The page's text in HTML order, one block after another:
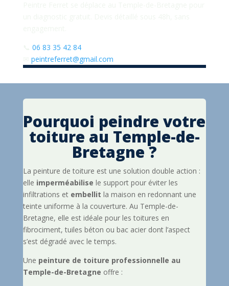
06 83 35 42 84
peintreferret@gmail.com
Pourquoi peindre votre
toiture au Temple-de-
Bretagne ?
La peinture de toiture est une solution double action :
elle imperméabilise le support pour éviter les
infiltrations et embellit la maison en redonnant une
teinte uniforme à la couverture. Au Temple-de-
Bretagne, elle est idéale pour les toitures en
fibrociment, tuiles béton ou bac acier dont l’aspect
s’est dégradé avec le temps.
Une peinture de toiture professionnelle au
Temple-de-Bretagne offre :